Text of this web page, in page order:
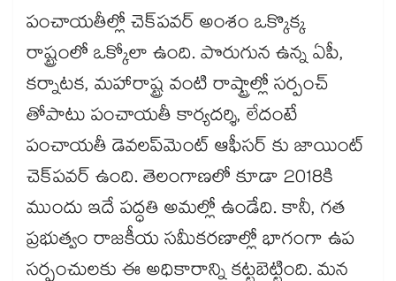
పంచాయతీల్లో చెక్​పవర్​ అంశం ఒక్కొక్క
రాష్ట్రంలో ఒక్కోలా ఉంది. పొరుగున ఉన్న ఏపీ,
కర్నాటక, మహారాష్ట్ర వంటి రాష్ట్రాల్లో సర్పంచ్
తోపాటు పంచాయతీ కార్యదర్శి, లేదంటే
పంచాయతీ డెవలప్‌‌‌‌మెంట్ ఆఫీసర్ కు జాయింట్​
చెక్​పవర్​ ఉంది. తెలంగాణలో కూడా 2018కి
ముందు ఇదే పద్ధతి అమల్లో ఉండేది. కానీ, గత
ప్రభుత్వం రాజకీయ సమీకరణాల్లో భాగంగా ఉప
సర్పంచులకు ఈ అధికారాన్ని కట్టబెట్టింది. మన